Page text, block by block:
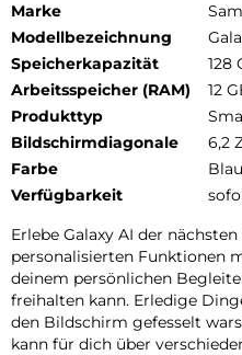
Marke
Modellbezeichnung
Speicherkapazität
128
Arbeitsspeicher (RAM)
12
Produkttyp
Bildschirmdiagonale
6,2
Farbe
Blau
Verfügbarkeit
Erlebe Galaxy AI der
personalisierten Funktionen
deinem persönlichen
freihalten kann. Erledige
den Bildschirm gefesselt
kann für dich über